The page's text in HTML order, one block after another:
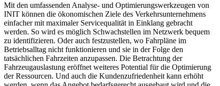
Mit den umfassenden Analyse- und Optimierungswerkzeugen von
INIT können die ökonomischen Ziele des Verkehrsunternehmens
einfacher mit maximaler Servicequalität in Einklang gebracht
werden. So wird es möglich Schwachstellen im Netzwerk bequem
zu identifizieren. Oder auch festzustellen, wo Fahrpläne im
Betriebsalltag nicht funktionieren und sie in der Folge den
tatsächlichen Fahrzeiten anzupassen. Die Betrachtung der
Fahrzeugauslastung eröffnet weiteres Potential für die Optimierung
der Ressourcen. Und auch die Kundenzufriedenheit kann erhöht